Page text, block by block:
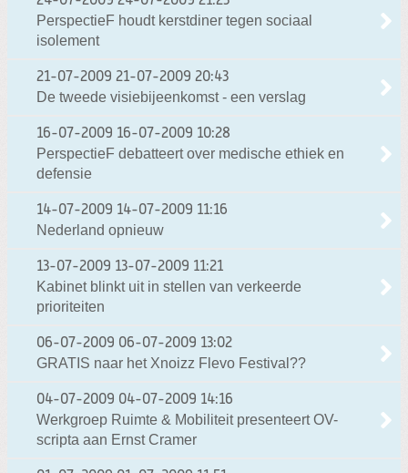
PerspectieF houdt kerstdiner tegen sociaal
isolement
21-07-2009 21-07-2009 20:43
De tweede visiebijeenkomst - een verslag
16-07-2009 16-07-2009 10:28
PerspectieF debatteert over medische ethiek en
defensie
14-07-2009 14-07-2009 11:16
Nederland opnieuw
13-07-2009 13-07-2009 11:21
Kabinet blinkt uit in stellen van verkeerde
prioriteiten
06-07-2009 06-07-2009 13:02
GRATIS naar het Xnoizz Flevo Festival??
04-07-2009 04-07-2009 14:16
Werkgroep Ruimte & Mobiliteit presenteert OV-
scripta aan Ernst Cramer